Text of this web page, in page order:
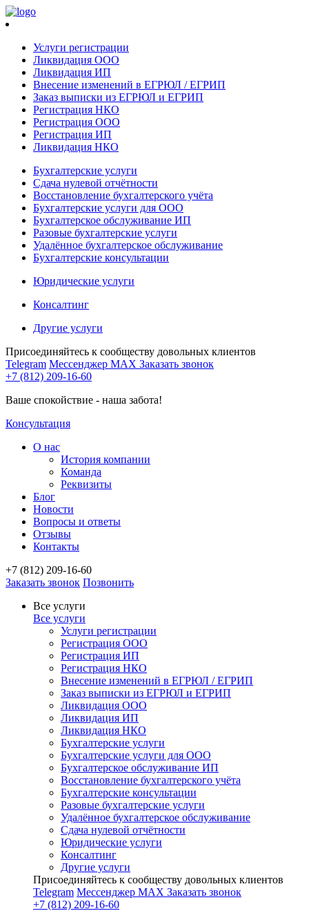
Услуги регистрации
Ликвидация ООО
Ликвидация ИП
Внесение изменений в ЕГРЮЛ / ЕГРИП
Заказ выписки из ЕГРЮЛ и ЕГРИП
Регистрация НКО
Регистрация ООО
Регистрация ИП
Ликвидация НКО
Бухгалтерские услуги
Сдача нулевой отчётности
Восстановление бухгалтерского учёта
Бухгалтерские услуги для ООО
Бухгалтерское обслуживание ИП
Разовые бухгалтерские услуги
Удалённое бухгалтерское обслуживание
Бухгалтерские консультации
Юридические услуги
Консалтинг
Другие услуги
Присоединяйтесь к сообществу довольных клиентов
Telegram Мессенджер MAX Заказать звонок
+7 (812) 209-16-60
Ваше спокойствие - наша забота!
Консультация
О нас
История компании
Команда
Реквизиты
Блог
Новости
Вопросы и ответы
Отзывы
Контакты
+7 (812) 209-16-60
Заказать звонок Позвонить
Все услуги
Все услуги
Услуги регистрации
Регистрация ООО
Регистрация ИП
Регистрация НКО
Внесение изменений в ЕГРЮЛ / ЕГРИП
Заказ выписки из ЕГРЮЛ и ЕГРИП
Ликвидация ООО
Ликвидация ИП
Ликвидация НКО
Бухгалтерские услуги
Бухгалтерские услуги для ООО
Бухгалтерское обслуживание ИП
Восстановление бухгалтерского учёта
Бухгалтерские консультации
Разовые бухгалтерские услуги
Удалённое бухгалтерское обслуживание
Сдача нулевой отчётности
Юридические услуги
Консалтинг
Другие услуги
Присоединяйтесь к сообществу довольных клиентов
Telegram Мессенджер MAX Заказать звонок
+7 (812) 209-16-60